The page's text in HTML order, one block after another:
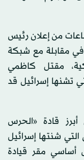
من إعلان رئيس
في مقابلة مع شبكة
مقتل كاظمي
تشنها إسرائيل قد
قادة «الحرس
شنتها إسرائيل
أساسي مقر قيادة